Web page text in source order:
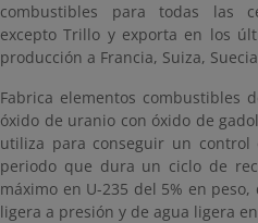
combustibles para todas las
excepto Trillo y exporta en los
producción a Francia, Suiza,
Fabrica elementos combustibles
óxido de uranio con óxido de
utiliza para conseguir un
periodo que dura un ciclo de
máximo en U-235 del 5% en
ligera a presión y de agua ligera